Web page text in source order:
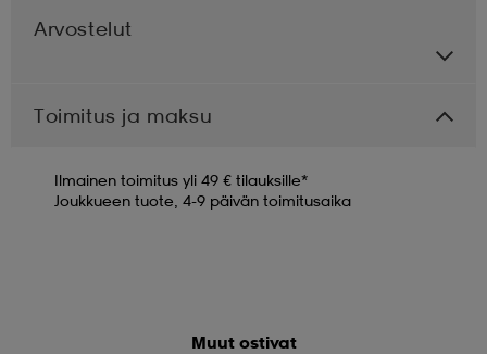
Arvostelut
Toimitus ja maksu
Ilmainen toimitus yli 49 € tilauksille*
Joukkueen tuote, 4-9 päivän toimitusaika
Muut ostivat